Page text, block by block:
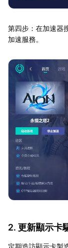
第四步：在加速器
加速服務。
2. 更新顯示卡
定期造訪顯示卡製